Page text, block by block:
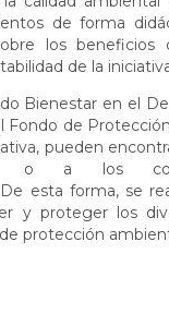
de forma
los beneficios
de la
Bienestar en el
Fondo de
pueden
o a los
esta forma, se
y proteger los
protección